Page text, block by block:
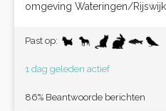
omgeving Wateringen/Rijswijk
Past op:
1 dag geleden actief
86% Beantwoorde berichten